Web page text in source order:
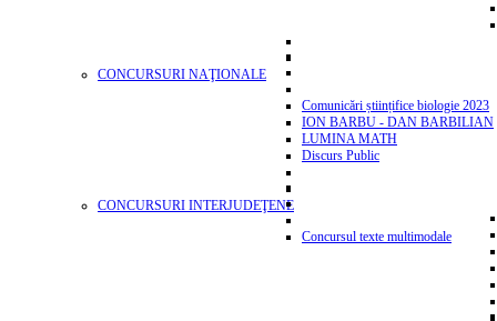
CONCURSURI NAŢIONALE
Comunicări științifice biologie 2023
ION BARBU - DAN BARBILIAN
LUMINA MATH
Discurs Public
CONCURSURI INTERJUDEŢENE
Concursul texte multimodale